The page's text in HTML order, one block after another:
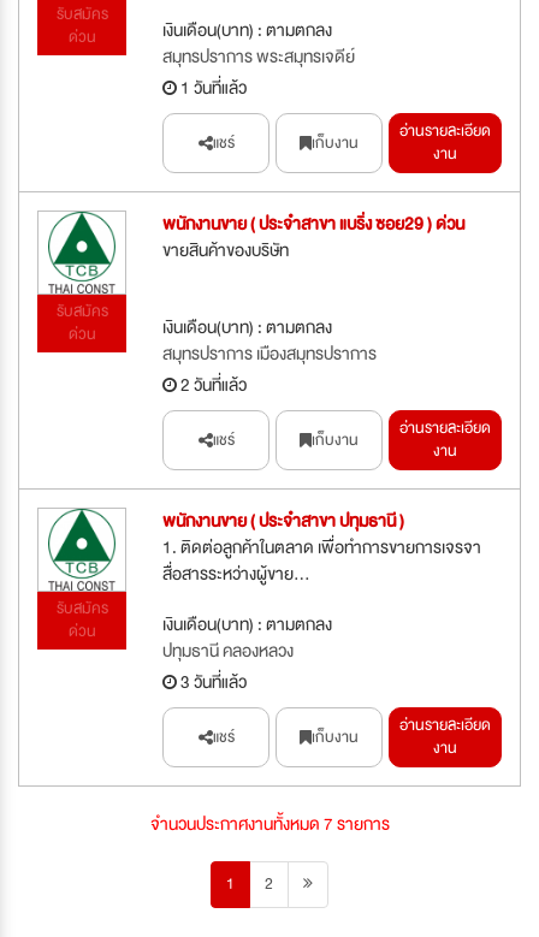
รับสมัคร
ด่วน
เงินเดือน(บาท) : ตามตกลง
สมุทรปราการ พระสมุทรเจดีย์
1 วันที่แล้ว
แชร์ เก็บงาน
อ่านรายละเอียด
งาน
รับสมัคร
ด่วน
พนักงานขาย ( ประจำสาขา แบริ่ง ซอย29 ) ด่วน
ขายสินค้าของบริษัท
เงินเดือน(บาท) : ตามตกลง
สมุทรปราการ เมืองสมุทรปราการ
2 วันที่แล้ว
แชร์ เก็บงาน
อ่านรายละเอียด
งาน
รับสมัคร
ด่วน
พนักงานขาย ( ประจำสาขา ปทุมธานี )
1. ติดต่อลูกค้าในตลาด เพื่อทำการขายการเจรจา
สื่อสารระหว่างผู้ขาย...
เงินเดือน(บาท) : ตามตกลง
ปทุมธานี คลองหลวง
3 วันที่แล้ว
แชร์ เก็บงาน
อ่านรายละเอียด
งาน
จำนวนประกาศงานทั้งหมด 7 รายการ
1 2